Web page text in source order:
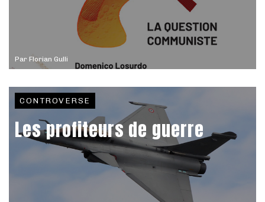
Par Florian Gulli
CONTROVERSE
Les profiteurs de guerre